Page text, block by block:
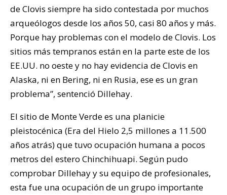
de Clovis siempre ha sido contestada por muchos
arqueólogos desde los años 50, casi 80 años y más.
Porque hay problemas con el modelo de Clovis. Los
sitios más tempranos están en la parte este de los
EE.UU. no oeste y no hay evidencia de Clovis en
Alaska, ni en Bering, ni en Rusia, ese es un gran
problema”, sentenció Dillehay.
El sitio de Monte Verde es una planicie
pleistocénica (Era del Hielo 2,5 millones a 11.500
años atrás) que tuvo ocupación humana a pocos
metros del estero Chinchihuapi. Según pudo
comprobar Dillehay y su equipo de profesionales,
esta fue una ocupación de un grupo importante